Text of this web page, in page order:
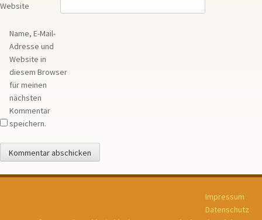
Website
Name, E-Mail-
Adresse und
Website in
diesem Browser
für meinen
nächsten
Kommentar
speichern.
Impressum
Datenschutz